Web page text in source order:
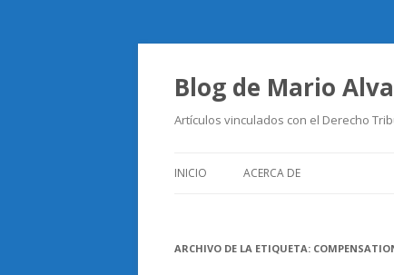
Blog de Mario
Artículos vinculados con el Derecho
INICIO ACERCA DE
ARCHIVO DE LA ETIQUETA: